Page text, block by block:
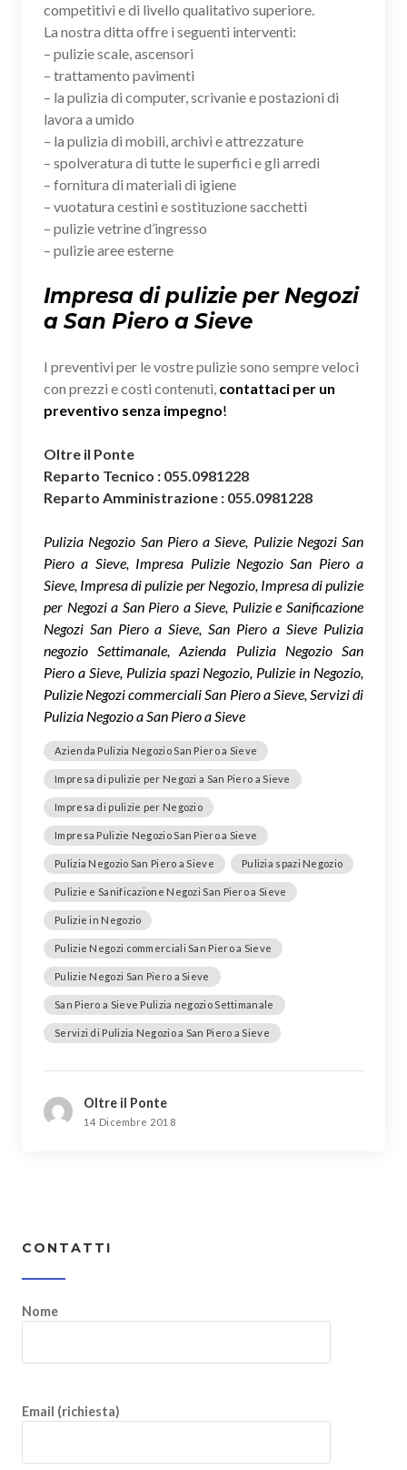
competitivi e di livello qualitativo superiore.
La nostra ditta offre i seguenti interventi:
– pulizie scale, ascensori
– trattamento pavimenti
– la pulizia di computer, scrivanie e postazioni di
lavora a umido
– la pulizia di mobili, archivi e attrezzature
– spolveratura di tutte le superfici e gli arredi
– fornitura di materiali di igiene
– vuotatura cestini e sostituzione sacchetti
– pulizie vetrine d’ingresso
– pulizie aree esterne
Impresa di pulizie per Negozi
a San Piero a Sieve
I preventivi per le vostre pulizie sono sempre veloci
con prezzi e costi contenuti, contattaci per un
preventivo senza impegno!
Oltre il Ponte
Reparto Tecnico : 055.0981228
Reparto Amministrazione : 055.0981228
Pulizia Negozio San Piero a Sieve, Pulizie Negozi San
Piero a Sieve, Impresa Pulizie Negozio San Piero a
Sieve, Impresa di pulizie per Negozio, Impresa di pulizie
per Negozi a San Piero a Sieve, Pulizie e Sanificazione
Negozi San Piero a Sieve, San Piero a Sieve Pulizia
negozio Settimanale, Azienda Pulizia Negozio San
Piero a Sieve, Pulizia spazi Negozio, Pulizie in Negozio,
Pulizie Negozi commerciali San Piero a Sieve, Servizi di
Pulizia Negozio a San Piero a Sieve
Azienda Pulizia Negozio San Piero a Sieve
Impresa di pulizie per Negozi a San Piero a Sieve
Impresa di pulizie per Negozio
Impresa Pulizie Negozio San Piero a Sieve
Pulizia Negozio San Piero a Sieve Pulizia spazi Negozio
Pulizie e Sanificazione Negozi San Piero a Sieve
Pulizie in Negozio
Pulizie Negozi commerciali San Piero a Sieve
Pulizie Negozi San Piero a Sieve
San Piero a Sieve Pulizia negozio Settimanale
Servizi di Pulizia Negozio a San Piero a Sieve
Oltre il Ponte
14 Dicembre 2018
CONTATTI
Nome
Email (richiesta)